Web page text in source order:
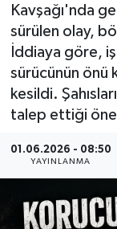
Kavşağı'nda
sürülen olay,
İddiaya göre,
sürücünün önü
kesildi.
talep ettiği
01.06.2026 - 08:50
YAYINLANMA